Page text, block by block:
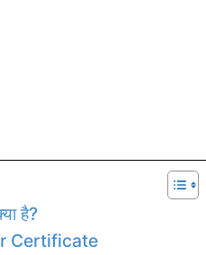
है?
Certificate